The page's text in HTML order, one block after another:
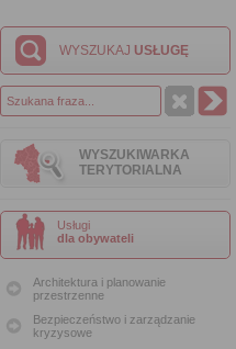
WYSZUKAJ USŁUGĘ
WYSZUKIWARKA
TERYTORIALNA
Usługi
dla obywateli
Architektura i planowanie
przestrzenne
Bezpieczeństwo i zarządzanie
kryzysowe